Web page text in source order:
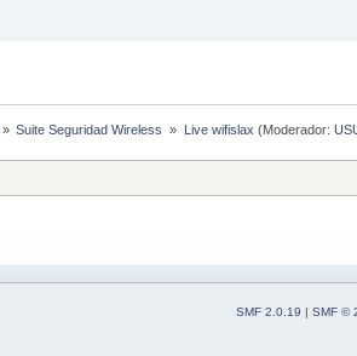
» Suite Seguridad Wireless » Live wifislax (Moderador:
SMF 2.0.19 | SMF ©